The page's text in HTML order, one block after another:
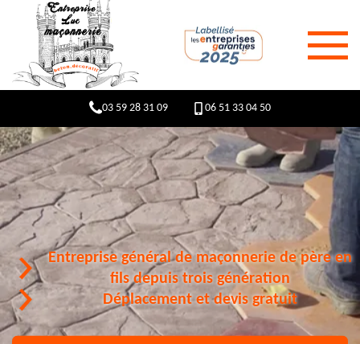
03 59 28 31 09 06 51 33 04 50
Entreprise général de maçonnerie de père en
fils depuis trois génération
Déplacement et devis gratuit